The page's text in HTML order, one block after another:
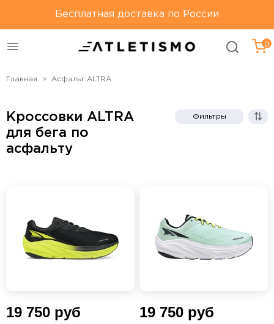
Только оригинальная
продукция
Бесплатная доставка по
России
Бесплатная доставка по России
0
Главная Асфальт ALTRA
Кроссовки ALTRA
для бега по
асфальту
Фильтры
19 750 руб 19 750 руб